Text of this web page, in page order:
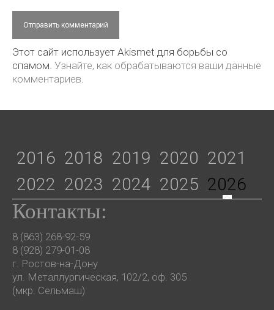
Этот сайт использует Akismet для борьбы со
спамом. Узнайте, как обрабатываются ваши данные
комментариев
2016 2018 2019 2020 2021
2022 2023 2024 2025 2026
Контакты:
8 (863) 268-92-59
8 (928) 279-01-08
г. Ростов-на-Дону
ул. Металлургическая, 102/2, оф. 305
(мкр. Сельмаш)